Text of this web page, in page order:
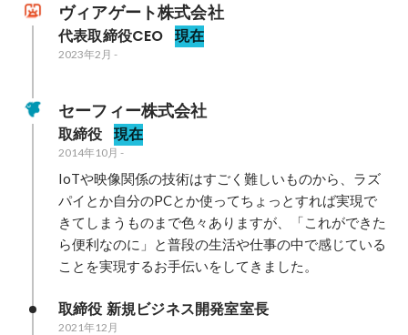
ヴィアゲート株式会社
代表取締役CEO 現在
2023年2月 -
セーフィー株式会社
取締役 現在
2014年10月 -
IoTや映像関係の技術はすごく難しいものから、ラズ
パイとか自分のPCとか使ってちょっとすれば実現で
きてしまうものまで色々ありますが、「これができた
ら便利なのに」と普段の生活や仕事の中で感じている
ことを実現するお手伝いをしてきました。
取締役 新規ビジネス開発室室長
2021年12月